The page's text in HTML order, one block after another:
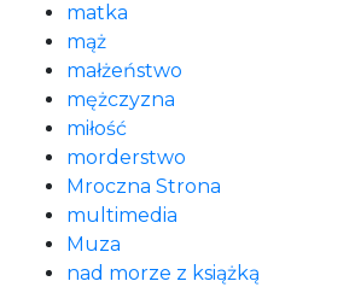
matka
mąż
małżeństwo
mężczyzna
miłość
morderstwo
Mroczna Strona
multimedia
Muza
nad morze z książką